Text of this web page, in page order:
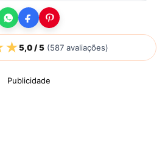
★5,0/ 5 (587 avaliações)
Publicidade